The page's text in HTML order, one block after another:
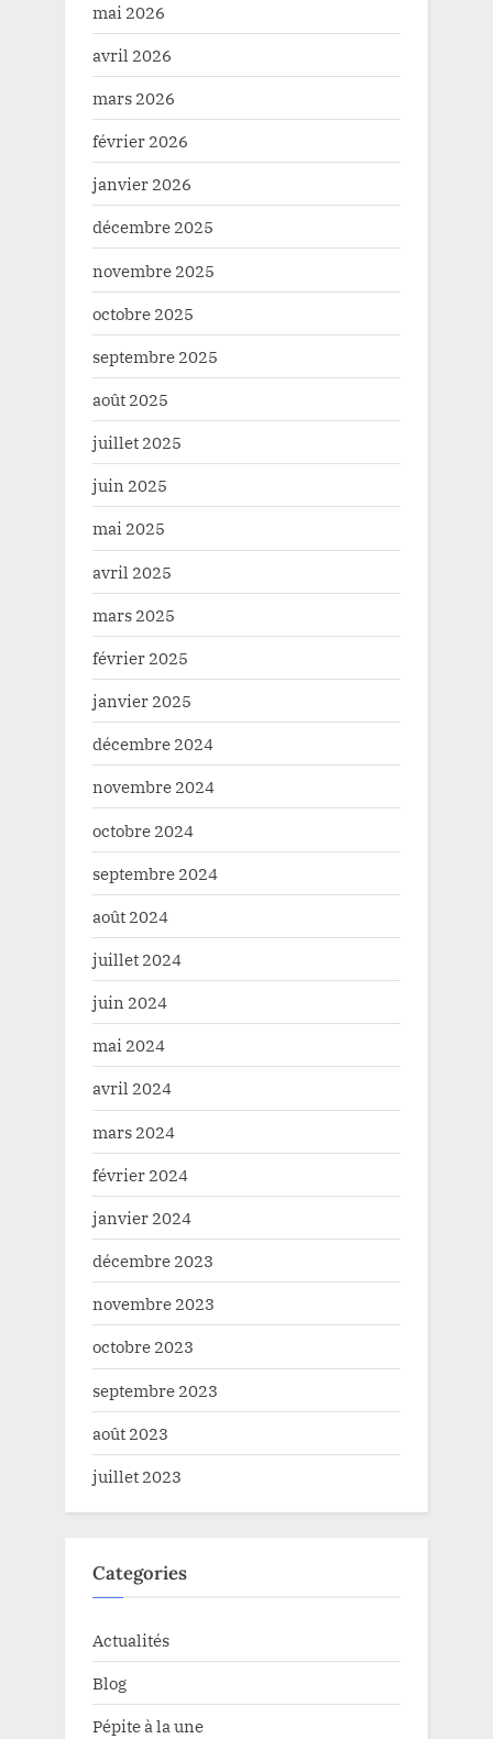
mai 2026
avril 2026
mars 2026
février 2026
janvier 2026
décembre 2025
novembre 2025
octobre 2025
septembre 2025
août 2025
juillet 2025
juin 2025
mai 2025
avril 2025
mars 2025
février 2025
janvier 2025
décembre 2024
novembre 2024
octobre 2024
septembre 2024
août 2024
juillet 2024
juin 2024
mai 2024
avril 2024
mars 2024
février 2024
janvier 2024
décembre 2023
novembre 2023
octobre 2023
septembre 2023
août 2023
juillet 2023
Categories
Actualités
Blog
Pépite à la une